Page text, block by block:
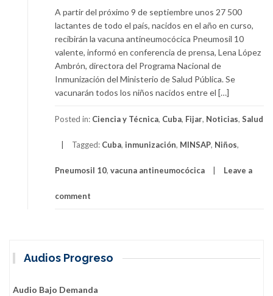
A partir del próximo 9 de septiembre unos 27 500
lactantes de todo el país, nacidos en el año en curso,
recibirán la vacuna antineumocócica Pneumosil 10
valente, informó en conferencia de prensa, Lena López
Ambrón, directora del Programa Nacional de
Inmunización del Ministerio de Salud Pública. Se
vacunarán todos los niños nacidos entre el […]
Posted in: Ciencia y Técnica, Cuba, Fijar, Noticias, Salud
Tagged: Cuba, inmunización, MINSAP, Niños,
Pneumosil 10, vacuna antineumocócica Leave a
comment
Audios Progreso
Audio Bajo Demanda